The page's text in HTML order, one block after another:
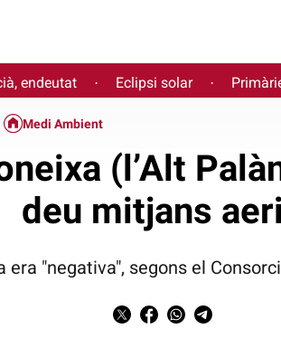
endeutat · Eclipsi solar ·
Medi Ambient
(l’Alt
deu mitjans
era "negativa", segons el